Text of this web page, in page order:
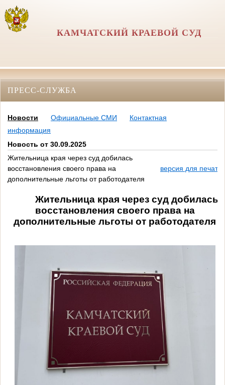
КАМЧАТСКИЙ КРАЕВОЙ СУД
ПРЕСС-СЛУЖБА
Новости Официальные СМИ
Контактная
информация
Новость от 30.09.2025
Жительница края через суд добилась
восстановления своего права на
дополнительные льготы от работодателя
версия для печати
Жительница края через суд добилась
восстановления своего права на
дополнительные льготы от работодателя